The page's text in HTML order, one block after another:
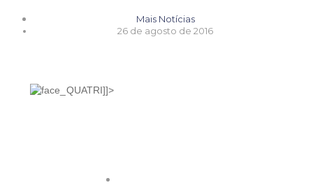
Mais Notícias
26 de agosto de 2016
]]>